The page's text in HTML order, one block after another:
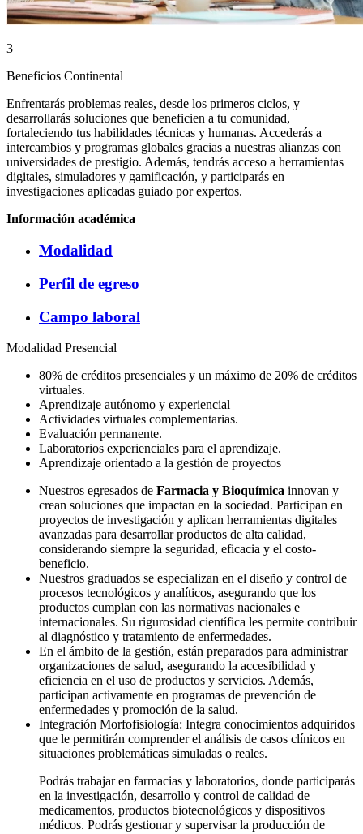
3
Beneficios Continental
Enfrentarás problemas reales, desde los primeros ciclos, y
desarrollarás soluciones que beneficien a tu comunidad,
fortaleciendo tus habilidades técnicas y humanas. Accederás a
intercambios y programas globales gracias a nuestras alianzas con
universidades de prestigio. Además, tendrás acceso a herramientas
digitales, simuladores y gamificación, y participarás en
investigaciones aplicadas guiado por expertos.
Información académica
Modalidad
Perfil de egreso
Campo laboral
Modalidad Presencial
80% de créditos presenciales y un máximo de 20% de créditos
virtuales.
Aprendizaje autónomo y experiencial
Actividades virtuales complementarias.
Evaluación permanente.
Laboratorios experienciales para el aprendizaje.
Aprendizaje orientado a la gestión de proyectos
Nuestros egresados de Farmacia y Bioquímica innovan y
crean soluciones que impactan en la sociedad. Participan en
proyectos de investigación y aplican herramientas digitales
avanzadas para desarrollar productos de alta calidad,
considerando siempre la seguridad, eficacia y el costo-
beneficio.
Nuestros graduados se especializan en el diseño y control de
procesos tecnológicos y analíticos, asegurando que los
productos cumplan con las normativas nacionales e
internacionales. Su rigurosidad científica les permite contribuir
al diagnóstico y tratamiento de enfermedades.
En el ámbito de la gestión, están preparados para administrar
organizaciones de salud, asegurando la accesibilidad y
eficiencia en el uso de productos y servicios. Además,
participan activamente en programas de prevención de
enfermedades y promoción de la salud.
Integración Morfofisiología: Integra conocimientos adquiridos
que le permitirán comprender el análisis de casos clínicos en
situaciones problemáticas simuladas o reales.
Podrás trabajar en farmacias y laboratorios, donde participarás
en la investigación, desarrollo y control de calidad de
medicamentos, productos biotecnológicos y dispositivos
médicos. Podrás gestionar y supervisar la producción de